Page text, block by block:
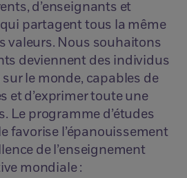
d’enseignants et
partagent tous la même
valeurs. Nous souhaitons
deviennent des individus
sur le monde, capables de
et d’exprimer toute une
Le programme d’études
favorise l’épanouissement
de l’enseignement
mondiale :